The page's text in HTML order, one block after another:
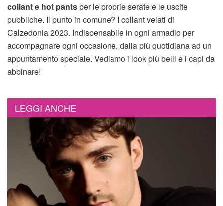
collant e hot pantsper le proprie serate e le uscite
pubbliche. Il punto in comune? I collant velati di
Calzedonia 2023. Indispensabile in ogni armadio per
accompagnare ogni occasione, dalla più quotidiana ad un
appuntamento speciale. Vediamo i look più belli e i capi da
abbinare!
LEGGI ANCHE